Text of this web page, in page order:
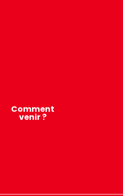
Comment
venir ?